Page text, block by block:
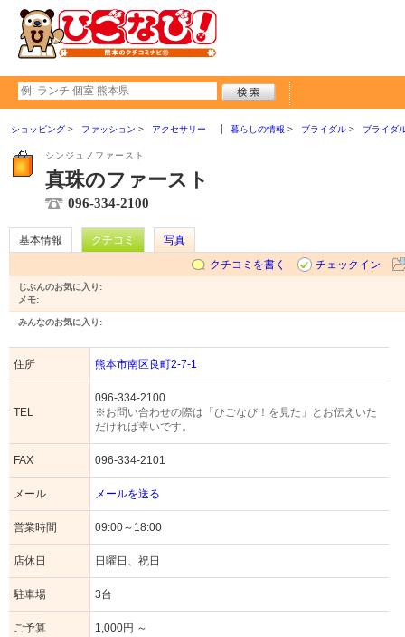
ショッピング ファッション アクセサリー 暮らしの情報 ブライダル ブライダ
シンジュノファースト
真珠のファースト
096-334-2100
基本情報 クチコミ
写真
クチコミを書く
チェックイン
じぶんのお気に入り:
メモ:
みんなのお気に入り:
住所 熊本市南区良町2-7-1
TEL
096-334-2100
※お問い合わせの際は「ひごなび！を見た」とお伝えいた
だければ幸いです。
FAX 096-334-2101
メール メールを送る
営業時間 09:00～18:00
店休日 日曜日、祝日
駐車場 3台
ご予算 1,000円 ～